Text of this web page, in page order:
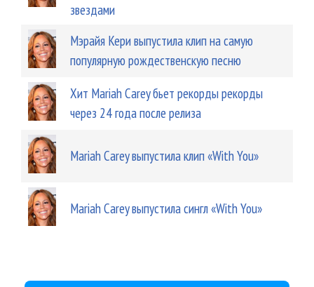
звездами
Мэрайя Кери выпустила клип на самую
популярную рождественскую песню
Хит Mariah Carey бьет рекорды рекорды
через 24 года после релиза
Mariah Carey выпустила клип «With You»
Mariah Carey выпустила сингл «With You»